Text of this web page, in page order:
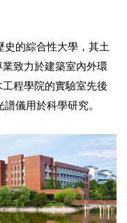
的綜合性大學，其土
致力於建築室內外環
程學院的實驗室先後
儀用於科學研究。